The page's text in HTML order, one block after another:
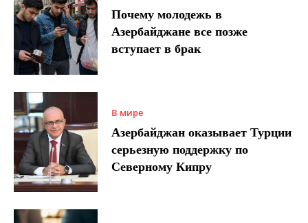
Почему молодежь в
Азербайджане все позже
вступает в брак
В мире
Азербайджан оказывает Турции
серьезную поддержку по
Северному Кипру